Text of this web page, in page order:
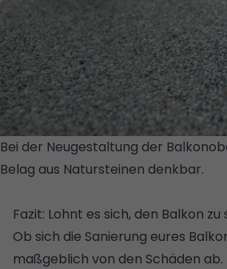
Bei der Neugestaltung der
Belag aus Natursteinen denkbar.
Fazit: Lohnt es sich, den Balkon zu
Ob sich die Sanierung eures
maßgeblich von den Schäden ab.